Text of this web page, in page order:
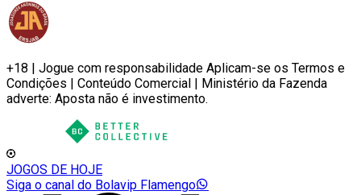
+18 | Jogue com responsabilidade Aplicam-se os Termos e
Condições | Conteúdo Comercial | Ministério da Fazenda
adverte: Aposta não é investimento.
JOGOS DE HOJE
Siga o canal do Bolavip Flamengo